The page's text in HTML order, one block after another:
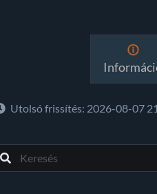
Utolsó frissítés: 2026-08-07